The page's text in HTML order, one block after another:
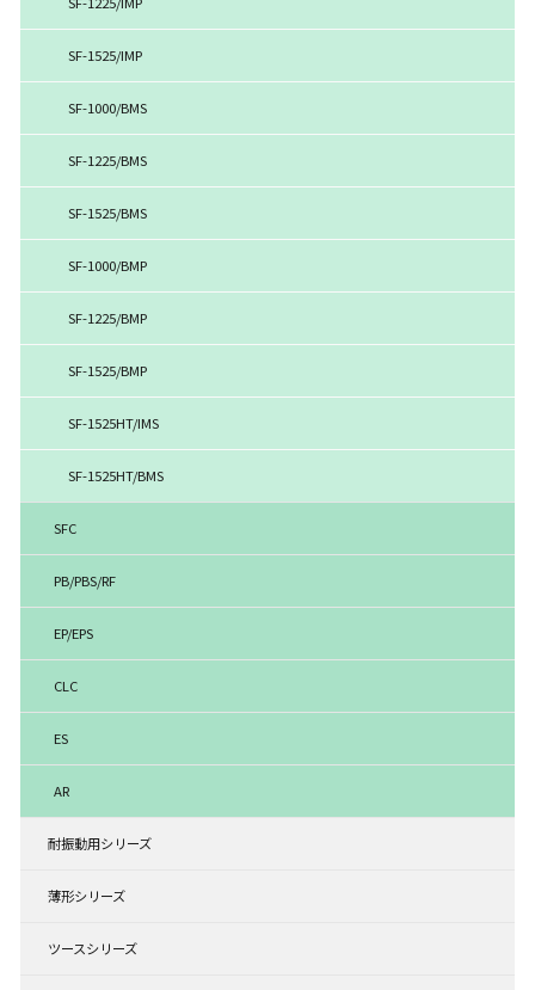
SF-1525/IMP
SF-1000/BMS
SF-1225/BMS
SF-1525/BMS
SF-1000/BMP
SF-1225/BMP
SF-1525/BMP
SF-1525HT/IMS
SF-1525HT/BMS
SFC
PB/PBS/RF
EP/EPS
CLC
ES
AR
耐振動用シリーズ
薄形シリーズ
ツースシリーズ